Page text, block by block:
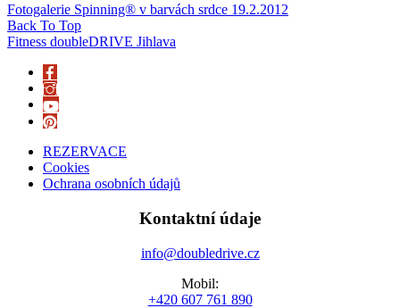
Fotogalerie Spinning® v barvách srdce 19.2.2012
Back To Top
Fitness doubleDRIVE Jihlava
REZERVACE
Cookies
Ochrana osobních údajů
Kontaktní údaje
info@doubledrive.cz
Mobil:
+420 607 761 890